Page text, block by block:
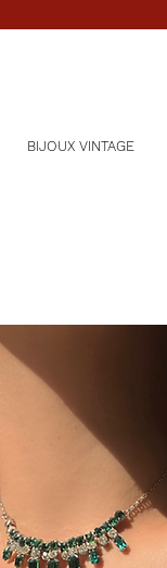
BIJOUX VINTAGE